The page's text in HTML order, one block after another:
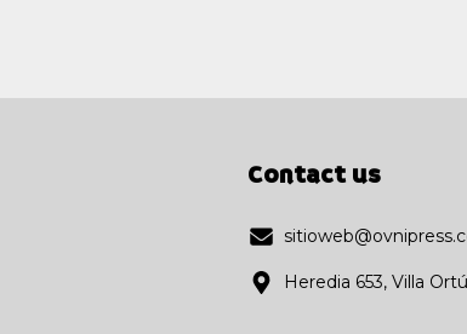
Contact us
Heredia 653, Villa